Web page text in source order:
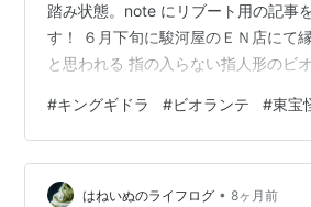
踏み状態。note にリブート用の記事
す！ ６月下旬に駿河屋のＥＮ店にて
と思われる 指の入らない指人形のビ
うなると残るはノーマル カラーのキ
でプライズの鎮座獣を税別 1200円で
ンテはムービーモンスター（かな？
るが、何千円の物は筆者にはカテゴリ
#キングギドラ #ビオランテ #東宝
はねいぬのライフログ • 8ヶ月前